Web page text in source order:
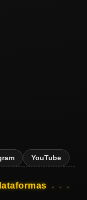
YouTube